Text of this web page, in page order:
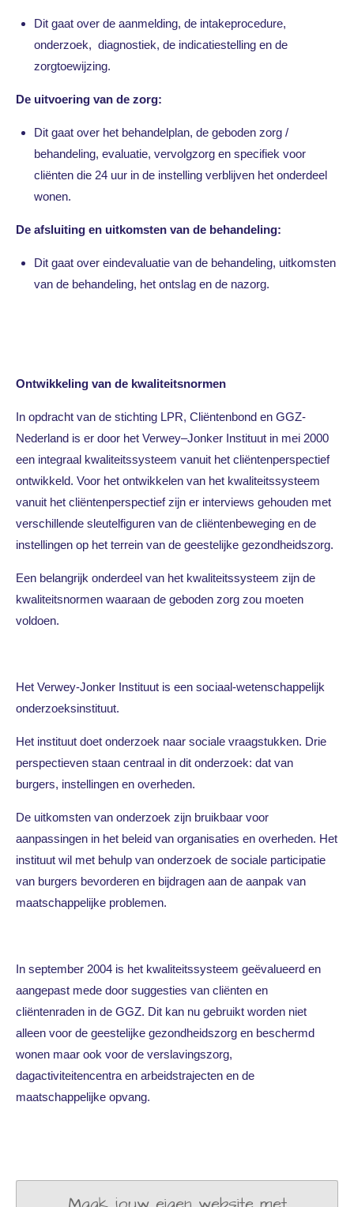
Dit gaat over de aanmelding, de intakeprocedure,
onderzoek, diagnostiek, de indicatiestelling en de
zorgtoewijzing.
De uitvoering van de zorg:
Dit gaat over het behandelplan, de geboden zorg /
behandeling, evaluatie, vervolgzorg en specifiek voor
cliënten die 24 uur in de instelling verblijven het onderdeel
wonen.
De afsluiting en uitkomsten van de behandeling:
Dit gaat over eindevaluatie van de behandeling, uitkomsten
van de behandeling, het ontslag en de nazorg.
Ontwikkeling van de kwaliteitsnormen
In opdracht van de stichting LPR, Cliëntenbond en GGZ-
Nederland is er door het Verwey–Jonker Instituut in mei 2000
een integraal kwaliteitssysteem vanuit het cliëntenperspectief
ontwikkeld. Voor het ontwikkelen van het kwaliteitssysteem
vanuit het cliëntenperspectief zijn er interviews gehouden met
verschillende sleutelfiguren van de cliëntenbeweging en de
instellingen op het terrein van de geestelijke gezondheidszorg.
Een belangrijk onderdeel van het kwaliteitssysteem zijn de
kwaliteitsnormen waaraan de geboden zorg zou moeten
voldoen.
Het Verwey-Jonker Instituut is een sociaal-wetenschappelijk
onderzoeksinstituut.
Het instituut doet onderzoek naar sociale vraagstukken. Drie
perspectieven staan centraal in dit onderzoek: dat van
burgers, instellingen en overheden.
De uitkomsten van onderzoek zijn bruikbaar voor
aanpassingen in het beleid van organisaties en overheden. Het
instituut wil met behulp van onderzoek de sociale participatie
van burgers bevorderen en bijdragen aan de aanpak van
maatschappelijke problemen.
In september 2004 is het kwaliteitssysteem geëvalueerd en
aangepast mede door suggesties van cliënten en
cliëntenraden in de GGZ. Dit kan nu gebruikt worden niet
alleen voor de geestelijke gezondheidszorg en beschermd
wonen maar ook voor de verslavingszorg,
dagactiviteitencentra en arbeidstrajecten en de
maatschappelijke opvang.